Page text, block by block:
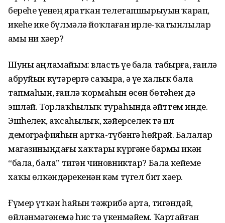
береһе үҙенең яратҡан телетапшырыуын ҡарап,
икеһе ике бүлмәлә йоҡлаған ирле-ҡатынлылар
аҙмы ни хәҙер?
Шуны аңламайым: власть үҙе бала табырға, ғаилә
абруйын күтәрергә саҡыра, ә үҙе халыҡ бала
тапмаһын, ғаилә ҡормаһын өсөн бөтәһен дә
эшләй. Торлаҡһыҙлыҡ тураһында әйттем инде.
Эшһеҙлек, аҡсаһыҙлыҡ, хәйерселек тә ил
демографияһын артҡа-түбәнгә һөйрәй. Балалар
магазинындағы хаҡтарҙы күргәне бармы икән
“бала, бала” тигән чиновниктар? Бала кейеме
хаҡы өлкәндәрҙекенән кәм түгел бит хәҙер.
Ғүмер үткән һайын тәжрибә арта, тигәндәй,
өйләнмәгәнемә һис тә үкенмәйем. Ҡартайған